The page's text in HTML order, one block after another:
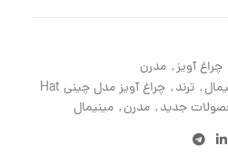
چراغ آویز, مدرن
, ترند,
چراغ آویز مدل چینی Hat
جدید, مدرن, مینیمال